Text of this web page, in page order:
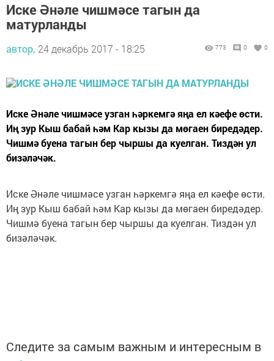
Иске Әнәле чишмәсе тагын да
матурланды
автор, 24 декабрь 2017 - 18:25 773 0 0
Иске Әнәле чишмәсе узган һәркемгә яңа ел кәефе өсти.
Иң зур Кыш бабай һәм Кар кызы да мөгаен биредәдер.
Чишмә буена тагын бер чыршы да куелган. Тиздән ул
бизәләчәк.
Иске Әнәле чишмәсе узган һәркемгә яңа ел кәефе өсти.
Иң зур Кыш бабай һәм Кар кызы да мөгаен биредәдер.
Чишмә буена тагын бер чыршы да куелган. Тиздән ул
бизәләчәк.
Следите за самым важным и интересным в